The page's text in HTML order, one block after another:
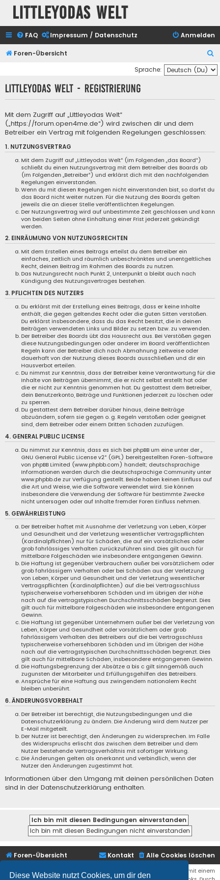
Diese Website nutzt Cookies, um dir den
Littleyodas Welt
FAQ Impressum / Datenschutz Anmelden
Foren-Übersicht
u
c
Sprache:
Littleyodas Welt - Registrierung
Mit dem Zugriff auf „Littleyodas Welt“
(„https://forum.open4me.de“) wird zwischen dir und dem
Betreiber ein Vertrag mit folgenden Regelungen geschlossen:
1. NUTZUNGSVERTRAG
Mit dem Zugriff auf „Littleyodas Welt“ (im Folgenden „das Board“)
schließt du einen Nutzungsvertrag mit dem Betreiber des Boards ab
(im Folgenden „Betreiber“) und erklärst dich mit den nachfolgenden
Regelungen einverstanden.
Wenn du mit diesen Regelungen nicht einverstanden bist, so darfst du
das Board nicht weiter nutzen. Für die Nutzung des Boards gelten
jeweils die an dieser Stelle veröffentlichten Regelungen.
Der Nutzungsvertrag wird auf unbestimmte Zeit geschlossen und kann
von beiden Seiten ohne Einhaltung einer Frist jederzeit gekündigt
werden.
2. EINRÄUMUNG VON NUTZUNGSRECHTEN
Mit dem Erstellen eines Beitrags erteilst du dem Betreiber ein
einfaches, zeitlich und räumlich unbeschränktes und unentgeltliches
Recht, deinen Beitrag im Rahmen des Boards zu nutzen.
Das Nutzungsrecht nach Punkt 2, Unterpunkt a bleibt auch nach
Kündigung des Nutzungsvertrages bestehen.
3. PFLICHTEN DES NUTZERS
Du erklärst mit der Erstellung eines Beitrags, dass er keine Inhalte
enthält, die gegen geltendes Recht oder die guten Sitten verstoßen.
Du erklärst insbesondere, dass du das Recht besitzt, die in deinen
Beiträgen verwendeten Links und Bilder zu setzen bzw. zu verwenden.
Der Betreiber des Boards übt das Hausrecht aus. Bei Verstößen gegen
diese Nutzungsbedingungen oder anderer im Board veröffentlichten
Regeln kann der Betreiber dich nach Abmahnung zeitweise oder
dauerhaft von der Nutzung dieses Boards ausschließen und dir ein
Hausverbot erteilen.
Du nimmst zur Kenntnis, dass der Betreiber keine Verantwortung für die
Inhalte von Beiträgen übernimmt, die er nicht selbst erstellt hat oder
die er nicht zur Kenntnis genommen hat. Du gestattest dem Betreiber,
dein Benutzerkonto, Beiträge und Funktionen jederzeit zu löschen oder
zu sperren.
Du gestattest dem Betreiber darüber hinaus, deine Beiträge
abzuändern, sofern sie gegen o. g. Regeln verstoßen oder geeignet
sind, dem Betreiber oder einem Dritten Schaden zuzufügen.
4. GENERAL PUBLIC LICENSE
Du nimmst zur Kenntnis, dass es sich bei phpBB um eine unter der „
GNU General Public License v2“ (GPL) bereitgestellten Foren-Software
von phpBB Limited (www.phpbb.com) handelt; deutschsprachige
Informationen werden durch die deutschsprachige Community unter
www.phpbb.de zur Verfügung gestellt. Beide haben keinen Einfluss auf
die Art und Weise, wie die Software verwendet wird. Sie können
insbesondere die Verwendung der Software für bestimmte Zwecke
nicht untersagen oder auf Inhalte fremder Foren Einfluss nehmen.
5. GEWÄHRLEISTUNG
Der Betreiber haftet mit Ausnahme der Verletzung von Leben, Körper
und Gesundheit und der Verletzung wesentlicher Vertragspflichten
(Kardinalpflichten) nur für Schäden, die auf ein vorsätzliches oder
grob fahrlässiges Verhalten zurückzuführen sind. Dies gilt auch für
mittelbare Folgeschäden wie insbesondere entgangenen Gewinn.
Die Haftung ist gegenüber Verbrauchern außer bei vorsätzlichem oder
grob fahrlässigem Verhalten oder bei Schäden aus der Verletzung
von Leben, Körper und Gesundheit und der Verletzung wesentlicher
Vertragspflichten (Kardinalpflichten) auf die bei Vertragsschluss
typischerweise vorhersehbaren Schäden und im übrigen der Höhe
nach auf die vertragstypischen Durchschnittsschäden begrenzt. Dies
gilt auch für mittelbare Folgeschäden wie insbesondere entgangenen
Gewinn.
Die Haftung ist gegenüber Unternehmern außer bei der Verletzung von
Leben, Körper und Gesundheit oder vorsätzlichem oder grob
fahrlässigem Verhalten des Betreibers auf die bei Vertragsschluss
typischerweise vorhersehbaren Schäden und im Übrigen der Höhe
nach auf die vertragstypischen Durchschnittsschäden begrenzt. Dies
gilt auch für mittelbare Schäden, insbesondere entgangenen Gewinn.
Die Haftungsbegrenzung der Absätze a bis c gilt sinngemäß auch
zugunsten der Mitarbeiter und Erfüllungsgehilfen des Betreibers.
Ansprüche für eine Haftung aus zwingendem nationalem Recht
bleiben unberührt.
6. ÄNDERUNGSVORBEHALT
Der Betreiber ist berechtigt, die Nutzungsbedingungen und die
Datenschutzerklärung zu ändern. Die Änderung wird dem Nutzer per
E-Mail mitgeteilt.
Der Nutzer ist berechtigt, den Änderungen zu widersprechen. Im Falle
des Widerspruchs erlischt das zwischen dem Betreiber und dem
Nutzer bestehende Vertragsverhältnis mit sofortiger Wirkung.
Die Änderungen gelten als anerkannt und verbindlich, wenn der
Nutzer den Änderungen zugestimmt hat.
Informationen über den Umgang mit deinen persönlichen Daten
sind in der Datenschutzerklärung enthalten.
Foren-Übersicht Alle Cookies löschen
Kontakt
Bei den Links zu Shops (Amazon, Ebay, Aliexpress, ...) und Links, die mit einem